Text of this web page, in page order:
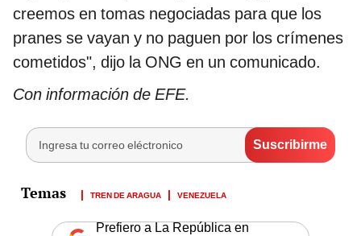
creemos en tomas negociadas para que los
pranes se vayan y no paguen por los crímenes
cometidos", dijo la ONG en un comunicado.
Con información de EFE.
TREN DE ARAGUA VENEZUELA
Prefiero a La República en